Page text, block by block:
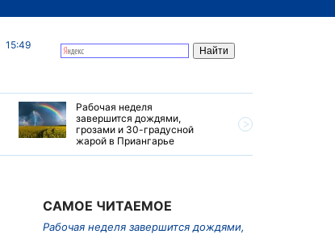
15:49
Рабочая неделя
завершится дождями,
грозами и 30-градусной
жарой в Приангарье
САМОЕ ЧИТАЕМОЕ
Рабочая неделя завершится дождями,